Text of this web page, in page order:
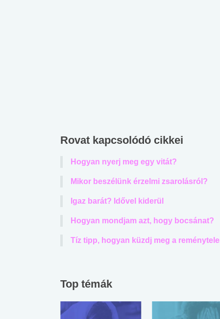
Rovat kapcsolódó cikkei
Hogyan nyerj meg egy vitát?
Mikor beszélünk érzelmi zsarolásról?
Igaz barát? Idővel kiderül
Hogyan mondjam azt, hogy bocsánat?
Tíz tipp, hogyan küzdj meg a
Top témák